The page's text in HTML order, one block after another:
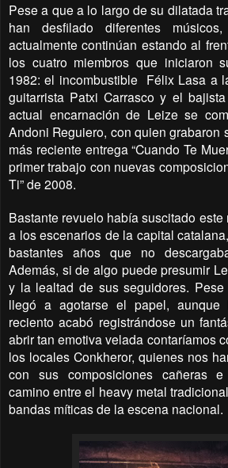
Pese a que a lo largo de su dilatada
han desfilado diferentes
actualmente continúan estando al
los cuatro miembros que iniciaron
1982: el incombustible Félix Lasa a
guitarrista Patxi Carrasco y el
actual encarnación de Leize se
Andoni Reguiero, con quien grabaron
más reciente entrega “Cuando Te
primer trabajo con nuevas
Ti” de 2008.
Bastante revuelo había suscitado
a los escenarios de la capital
bastantes años que no
Además, si de algo puede presumir
y la lealtad de sus seguidores.
llegó a agotarse el papel,
reciento acabó registrándose un
abrir tan emotiva velada contaríamos
los locales Conkheror, quienes nos
con sus composiciones cañeras
camino entre el heavy metal
bandas míticas de la escena nacional.